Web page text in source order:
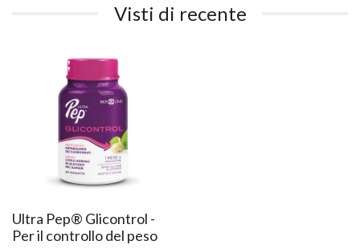
Visti di recente
Ultra Pep® Glicontrol -
Per il controllo del peso